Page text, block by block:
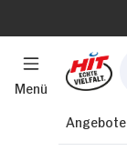
Menü